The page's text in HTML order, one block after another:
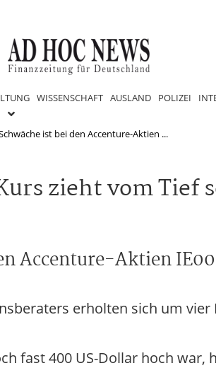
WISSENSCHAFT AUSLAND POLIZEI
ist bei den Accenture-Aktien ...
zieht vom Tief
Accenture-Aktien
erholten sich um vier
fast 400 US-Dollar hoch